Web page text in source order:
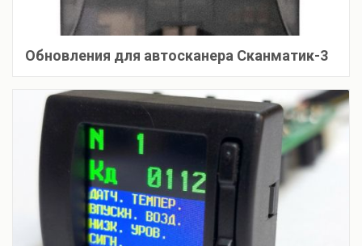
Обновления для автосканера Сканматик-3